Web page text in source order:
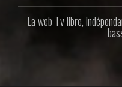
La web Tv libre,